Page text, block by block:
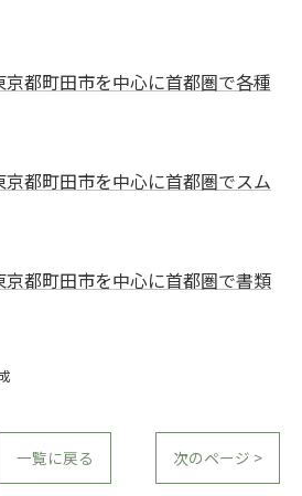
都町田市を中心に首都圏で各種
都町田市を中心に首都圏でスム
都町田市を中心に首都圏で書類
一覧に戻る 次のページ >